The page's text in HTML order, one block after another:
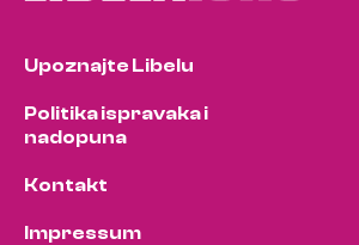
Upoznajte Libelu
Politika ispravaka i
nadopuna
Kontakt
Impressum